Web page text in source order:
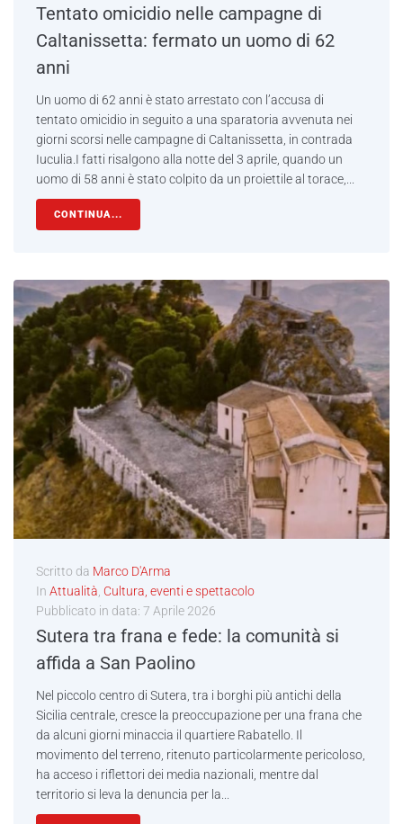
Tentato omicidio nelle campagne di
Caltanissetta: fermato un uomo di 62
anni
Un uomo di 62 anni è stato arrestato con l’accusa di
tentato omicidio in seguito a una sparatoria avvenuta nei
giorni scorsi nelle campagne di Caltanissetta, in contrada
Iuculia.I fatti risalgono alla notte del 3 aprile, quando un
uomo di 58 anni è stato colpito da un proiettile al torace,...
CONTINUA...
Scritto da Marco D'Arma
In Attualità Cultura, eventi e spettacolo
Pubblicato in data: 7 Aprile 2026
Sutera tra frana e fede: la comunità si
affida a San Paolino
Nel piccolo centro di Sutera, tra i borghi più antichi della
Sicilia centrale, cresce la preoccupazione per una frana che
da alcuni giorni minaccia il quartiere Rabatello. Il
movimento del terreno, ritenuto particolarmente pericoloso,
ha acceso i riflettori dei media nazionali, mentre dal
territorio si leva la denuncia per la...